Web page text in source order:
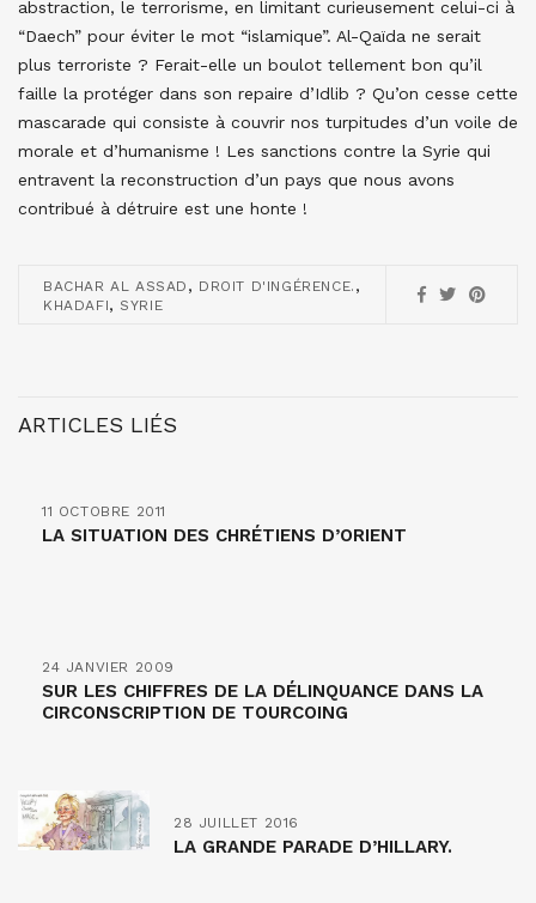
abstraction, le terrorisme, en limitant curieusement celui-ci à
“Daech” pour éviter le mot “islamique”. Al-Qaïda ne serait
plus terroriste ? Ferait-elle un boulot tellement bon qu’il
faille la protéger dans son repaire d’Idlib ? Qu’on cesse cette
mascarade qui consiste à couvrir nos turpitudes d’un voile de
morale et d’humanisme ! Les sanctions contre la Syrie qui
entravent la reconstruction d’un pays que nous avons
contribué à détruire est une honte !
BACHAR AL ASSAD , DROIT D'INGÉRENCE. ,
KHADAFI, SYRIE
ARTICLES LIÉS
11 OCTOBRE 2011
LA SITUATION DES CHRÉTIENS D’ORIENT
24 JANVIER 2009
SUR LES CHIFFRES DE LA DÉLINQUANCE DANS LA
CIRCONSCRIPTION DE TOURCOING
28 JUILLET 2016
LA GRANDE PARADE D’HILLARY.